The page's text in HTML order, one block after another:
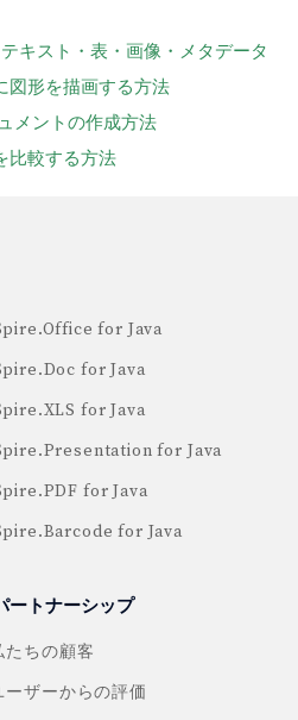
キスト・表・画像・メタデータ
図形を描画する方法
メントの作成方法
比較する方法
for Java
for Java
for Java
for Java
for Java
for Java
ートナーシップ
たちの顧客
ーザーからの評価